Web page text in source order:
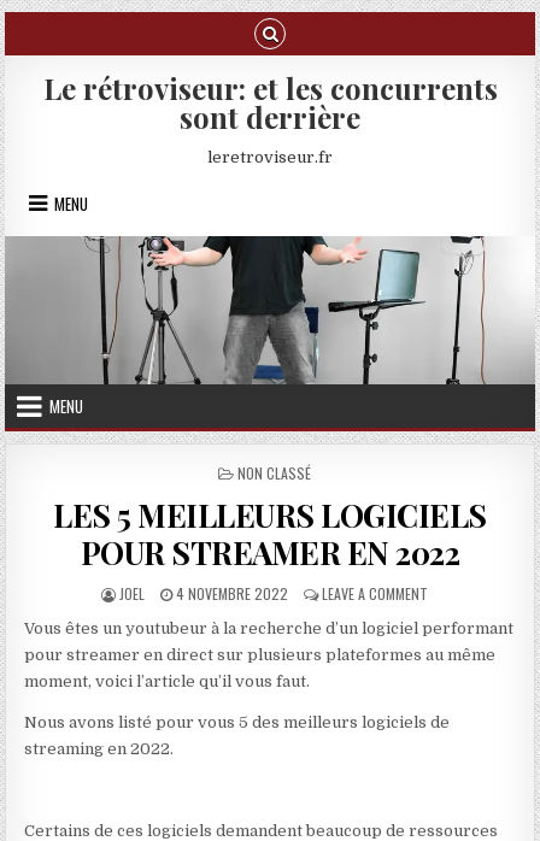
Skip to content
Le rétroviseur: et les concurrents
sont derrière
leretroviseur.fr
MENU
MENU
POSTED IN
NON CLASSÉ
LES 5 MEILLEURS LOGICIELS
POUR STREAMER EN 2022
AUTHOR:
JOEL PUBLISHED DATE:
4 NOVEMBRE 2022 LEAVE A COMMENTON LES 5
Vous êtes un youtubeur à la recherche d’un logiciel performant
pour streamer en direct sur plusieurs plateformes au même
moment, voici l’article qu’il vous faut.
Nous avons listé pour vous 5 des meilleurs logiciels de
streaming en 2022.
Certains de ces logiciels demandent beaucoup de ressources